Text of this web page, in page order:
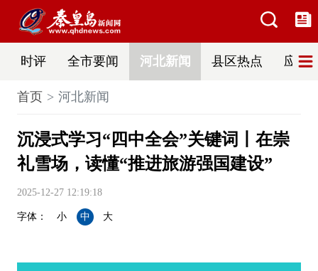
时评 全市要闻 河北新闻 县区热点 应急
首页 河北新闻
沉浸式学习“四中全会”关键词丨在崇
礼雪场，读懂“推进旅游强国建设”
2025-12-27 12:19:18
字体： 小 中 大